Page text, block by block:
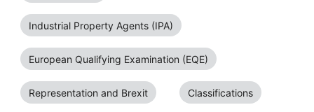
Industrial Property Agents (IPA)
European Qualifying Examination (EQE)
Representation and Brexit Classifications